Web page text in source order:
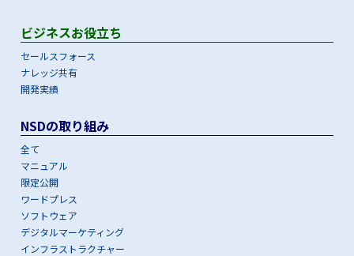
ビジネスお役立ち
セールスフォース
ナレッジ共有
開発実績
NSDの取り組み
全て
マニュアル
限定公開
ワードプレス
ソフトウェア
デジタルマーケティング
インフラストラクチャー